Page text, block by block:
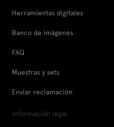
Herramientas digitales
Banco de imágenes
FAQ
Muestras y sets
Enviar reclamación
Información legal